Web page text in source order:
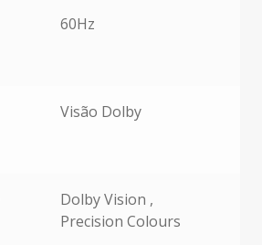
60Hz
Visão Dolby
Dolby Vision ,
Precision Colours